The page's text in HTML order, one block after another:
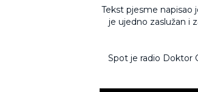
Tekst pjesme napisao
je ujedno zaslužan i
Spot je radio Doktor